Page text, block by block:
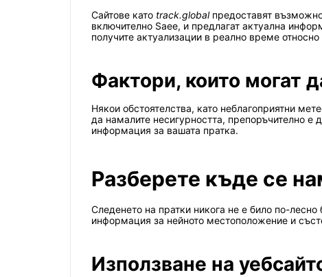
Сайтове като track.globalпредоставят
включително Saee, и предлагат актуална
получите актуализации в реално време
Фактори, които могат
Някои обстоятелства, като неблагоприятни
да намалите несигурността, препоръчително
информация за вашата пратка.
Разберете къде се
Следенето на пратки никога не е било по-
информация за нейното местоположение и
Използване на